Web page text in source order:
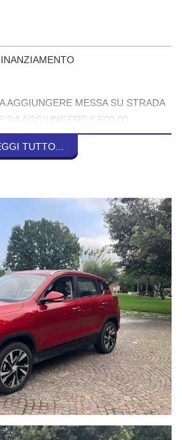
AGGIUNGERE MESSA SU STRADA
DA AGGIUNGERE € 500,00
TUTTO...